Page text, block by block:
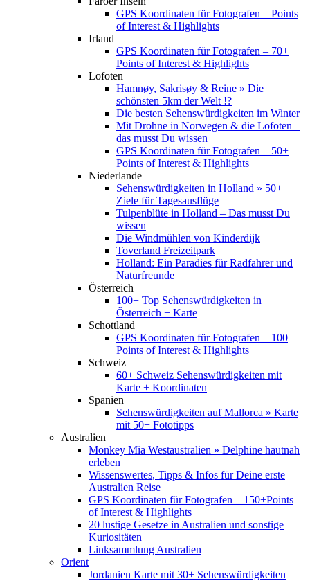
GPS Koordinaten für Fotografen – Points
of Interest & Highlights
Irland
GPS Koordinaten für Fotografen – 70+
Points of Interest & Highlights
Lofoten
Hamnøy, Sakrisøy & Reine » Die
schönsten 5km der Welt !?
Die besten Sehenswürdigkeiten im Winter
Mit Drohne in Norwegen & die Lofoten –
das musst Du wissen
GPS Koordinaten für Fotografen – 50+
Points of Interest & Highlights
Niederlande
Sehenswürdigkeiten in Holland » 50+
Ziele für Tagesausflüge
Tulpenblüte in Holland – Das musst Du
wissen
Die Windmühlen von Kinderdijk
Toverland Freizeitpark
Holland: Ein Paradies für Radfahrer und
Naturfreunde
Österreich
100+ Top Sehenswürdigkeiten in
Österreich + Karte
Schottland
GPS Koordinaten für Fotografen – 100
Points of Interest & Highlights
Schweiz
60+ Schweiz Sehenswürdigkeiten mit
Karte + Koordinaten
Spanien
Sehenswürdigkeiten auf Mallorca » Karte
mit 50+ Fototipps
Australien
Monkey Mia Westaustralien » Delphine hautnah
erleben
Wissenswertes, Tipps & Infos für Deine erste
Australien Reise
GPS Koordinaten für Fotografen – 150+Points
of Interest & Highlights
20 lustige Gesetze in Australien und sonstige
Kuriositäten
Linksammlung Australien
Orient
Jordanien Karte mit 30+ Sehenswürdigkeiten